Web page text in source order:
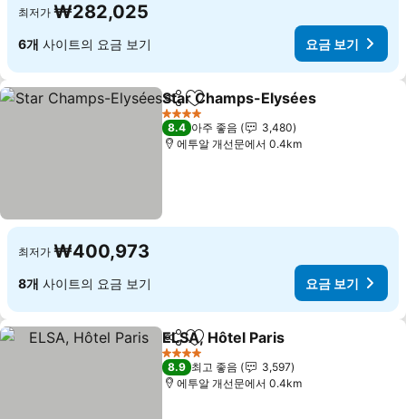
최저가 ₩282,025
6개 사이트의 요금 보기 요금 보기
공유 즐겨찾기에 추가
Star Champs-Elysées
4 성급
8.4 아주 좋음
3,480
에투알 개선문에서 0.4km
최저가 ₩400,973
8개 사이트의 요금 보기 요금 보기
공유 즐겨찾기에 추가
ELSA, Hôtel Paris
4 성급
8.9 최고 좋음
3,597
에투알 개선문에서 0.4km